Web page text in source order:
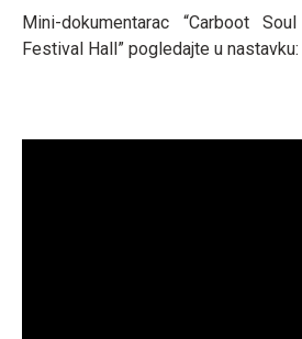
Mini-dokumentarac “Carboot
Festival Hall” pogledajte u nastavku: